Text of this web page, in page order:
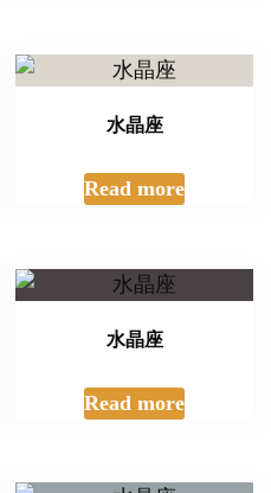
水晶座
Read more
水晶座
Read more